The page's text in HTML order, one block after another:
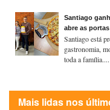
Santiago
abre as
Santiago está
gastronomia,
toda a família....
Mais lidas nos